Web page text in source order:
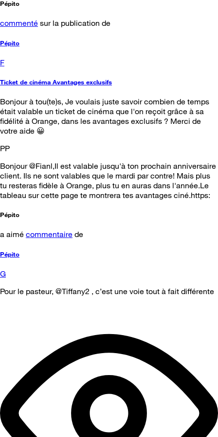
Pépito
commenté sur la publication de
Pépito
F
Ticket de cinéma Avantages exclusifs
Bonjour à tou(te)s, Je voulais juste savoir combien de temps
était valable un ticket de cinéma que l'on reçoit grâce à sa
fidélité à Orange, dans les avantages exclusifs ? Merci de
votre aide 😀
PP
Bonjour @Fianl,Il est valable jusqu'à ton prochain anniversaire
client. Ils ne sont valables que le mardi par contre! Mais plus
tu resteras fidèle à Orange, plus tu en auras dans l'année.Le
tableau sur cette page te montrera tes avantages ciné.https:
Pépito
a aimé commentaire de
Pépito
G
Pour le pasteur, @Tiffany2 , c’est une voie tout à fait différente